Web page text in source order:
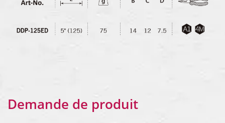
Demande de produit